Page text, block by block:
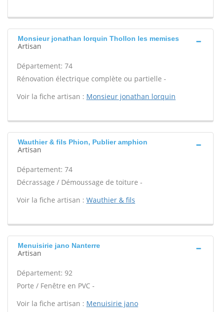
Monsieur jonathan lorquin Thollon les memises
Artisan
Département: 74
Rénovation électrique complète ou partielle -
Voir la fiche artisan : Monsieur jonathan lorquin
Wauthier & fils Phion, Publier amphion
Artisan
Département: 74
Décrassage / Démoussage de toiture -
Voir la fiche artisan : Wauthier & fils
Menuisirie jano Nanterre
Artisan
Département: 92
Porte / Fenêtre en PVC -
Voir la fiche artisan : Menuisirie jano